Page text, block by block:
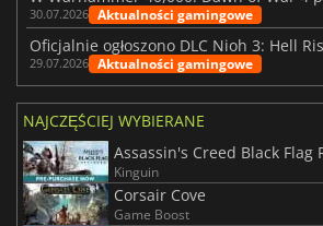
30.07.2026 Aktualności gamingowe
Oficjalnie ogłoszono DLC Nioh 3: Hell
29.07.2026 Aktualności gamingowe
NAJCZĘŚCIEJ WYBIERANE
Assassin's Creed Black Flag
Kinguin
Corsair Cove
Game Boost